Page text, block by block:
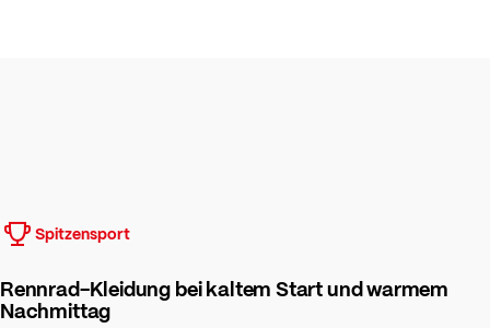
Spitzensport
Rennrad-Kleidung bei kaltem Start und warmem
Nachmittag